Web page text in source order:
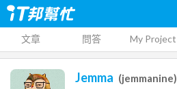
文章 問答 My Project
Jemma (jemmanine)